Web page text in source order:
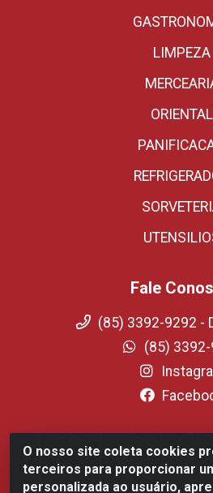
O nosso site coleta cookies
terceiros para proporcionar
personalizada ao usuário,
LIMPEZA
ORIENTAL
Fale
(85) 3392-9292 -
(85)
Fortali Distribuidora de
Tomaz Coelho, 1268 -